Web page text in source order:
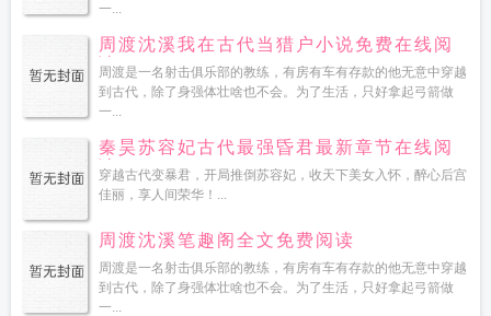
一...
周渡沈溪我在古代当猎户小说免费在线阅
读
周渡是一名射击俱乐部的教练，有房有车有存款的他无意中穿越
到古代，除了身强体壮啥也不会。为了生活，只好拿起弓箭做
一...
秦昊苏容妃古代最强昏君最新章节在线阅
读
穿越古代变暴君，开局推倒苏容妃，收天下美女入怀，醉心后宫
佳丽，享人间荣华！...
周渡沈溪笔趣阁全文免费阅读
周渡是一名射击俱乐部的教练，有房有车有存款的他无意中穿越
到古代，除了身强体壮啥也不会。为了生活，只好拿起弓箭做
一...